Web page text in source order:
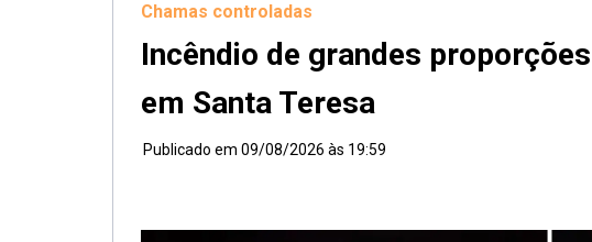
Chamas controladas
Incêndio de grandes
em Santa Teresa
Publicado em 09/08/2026 às 19:59